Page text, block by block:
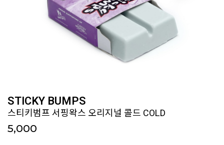
STICKY BUMPS
스티키범프 서핑왁스 오리지널 콜드 COLD
5,000